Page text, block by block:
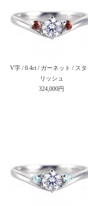
V字 / 0.4ct / ガーネット / スタ
リッシュ
324,000円